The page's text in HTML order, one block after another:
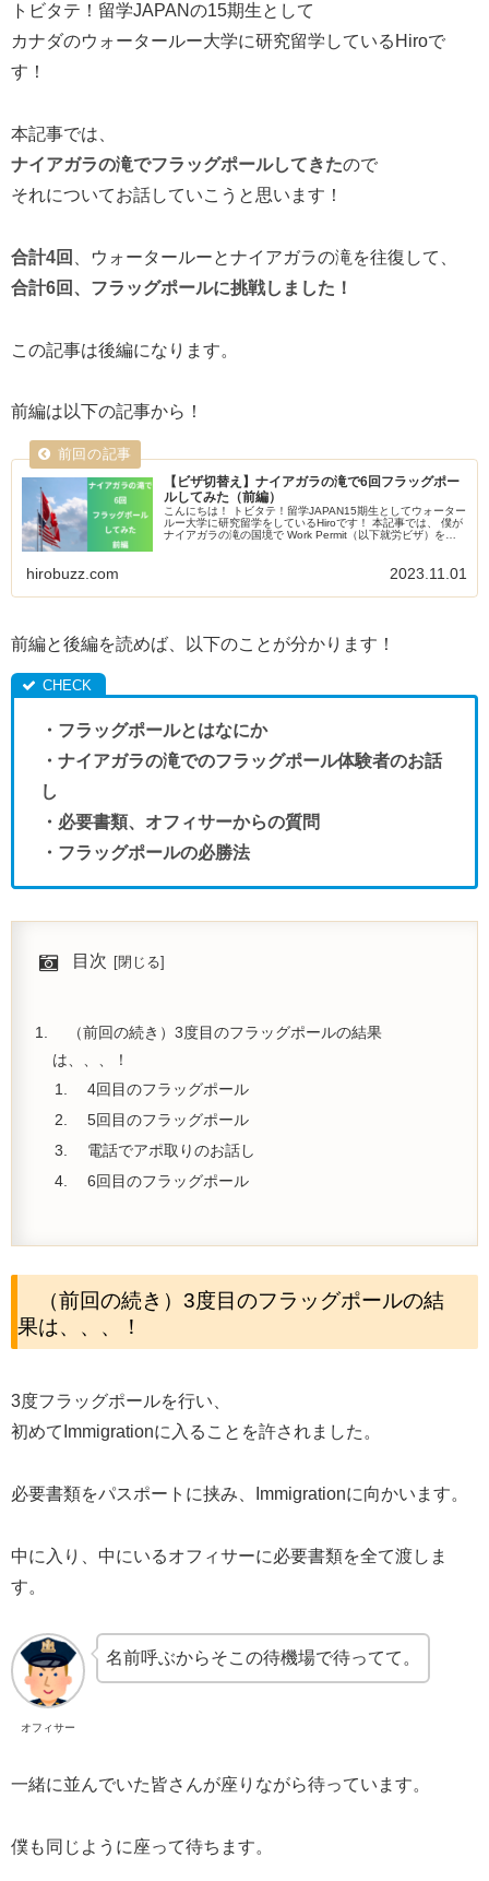
トビタテ！留学JAPANの15期生として
カナダのウォータールー大学に研究留学しているHiroで
す！
本記事では、
ナイアガラの滝でフラッグポールしてきたので
それについてお話していこうと思います！
合計4回
、ウォータールーとナイアガラの滝を往復して、
合計6回、フラッグポールに挑戦しました！
この記事は後編になります。
前編は以下の記事から！
【ビザ切替え】ナイアガラの滝で6回フラッグポー
ルしてみた（前編）
こんにちは！ トビタテ！留学JAPAN15期生としてウォーター
ルー大学に研究留学をしているHiroです！ 本記事では、 僕が
ナイアガラの滝の国境で Work Permit（以下就労ビザ）を申
hirobuzz.com 2023.11.01
前編と後編を読めば、以下のことが分かります！
・フラッグポールとはなにか
・ナイアガラの滝でのフラッグポール体験者のお話
し
・必要書類、オフィサーからの質問
・フラッグポールの必勝法
目次
（前回の続き）3度目のフラッグポールの結果
は、、、！
4回目のフラッグポール
5回目のフラッグポール
電話でアポ取りのお話し
6回目のフラッグポール
（前回の続き）3度目のフラッグポールの結
果は、、、！
3度フラッグポールを行い、
初めてImmigrationに入ることを許されました。
必要書類をパスポートに挟み、Immigrationに向かいます。
中に入り、中にいるオフィサーに必要書類を全て渡しま
す。
オフィサー
名前呼ぶからそこの待機場で待ってて。
一緒に並んでいた皆さんが座りながら待っています。
僕も同じように座って待ちます。